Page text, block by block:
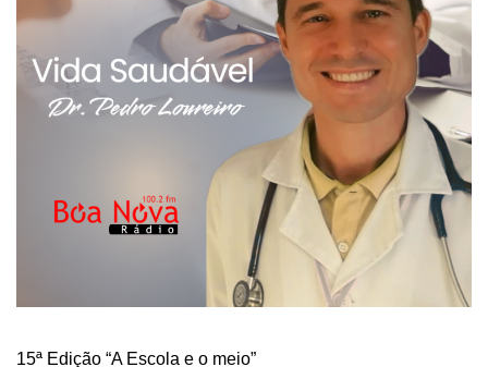
15ª Edição “A Escola e o meio”